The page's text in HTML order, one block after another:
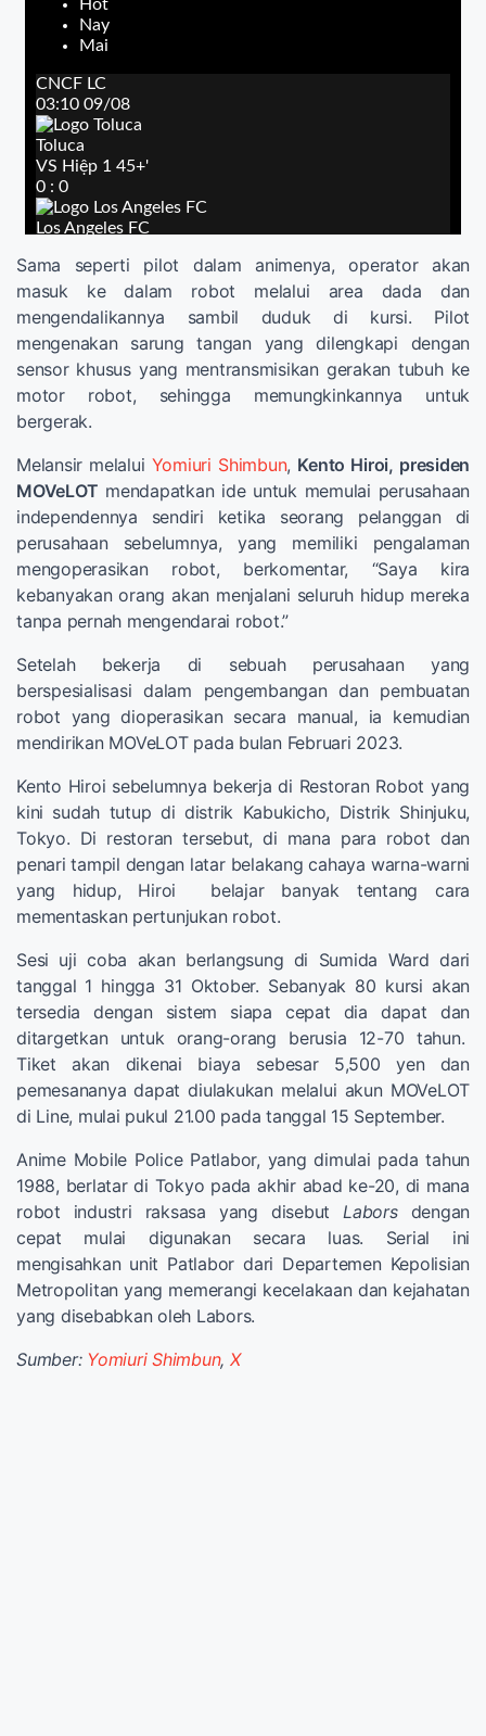
Sama seperti pilot dalam animenya, operator akan
masuk ke dalam robot melalui area dada dan
mengendalikannya sambil duduk di kursi. Pilot
mengenakan sarung tangan yang dilengkapi dengan
sensor khusus yang mentransmisikan gerakan tubuh ke
motor robot, sehingga memungkinkannya untuk
bergerak.
Melansir melalui Yomiuri Shimbun, Kento Hiroi, presiden
MOVeLOT mendapatkan ide untuk memulai perusahaan
independennya sendiri ketika seorang pelanggan di
perusahaan sebelumnya, yang memiliki pengalaman
mengoperasikan robot, berkomentar, “Saya kira
kebanyakan orang akan menjalani seluruh hidup mereka
tanpa pernah mengendarai robot.”
Setelah bekerja di sebuah perusahaan yang
berspesialisasi dalam pengembangan dan pembuatan
robot yang dioperasikan secara manual, ia kemudian
mendirikan MOVeLOT pada bulan Februari 2023.
Kento Hiroi sebelumnya bekerja di Restoran Robot yang
kini sudah tutup di distrik Kabukicho, Distrik Shinjuku,
Tokyo. Di restoran tersebut, di mana para robot dan
penari tampil dengan latar belakang cahaya warna-warni
yang hidup, Hiroi belajar banyak tentang cara
mementaskan pertunjukan robot.
Sesi uji coba akan berlangsung di Sumida Ward dari
tanggal 1 hingga 31 Oktober. Sebanyak 80 kursi akan
tersedia dengan sistem siapa cepat dia dapat dan
ditargetkan untuk orang-orang berusia 12-70 tahun.
Tiket akan dikenai biaya sebesar 5,500 yen dan
pemesananya dapat diulakukan melalui akun MOVeLOT
di Line, mulai pukul 21.00 pada tanggal 15 September.
Anime Mobile Police Patlabor, yang dimulai pada tahun
1988, berlatar di Tokyo pada akhir abad ke-20, di mana
robot industri raksasa yang disebut Laborsdengan
cepat mulai digunakan secara luas. Serial ini
mengisahkan unit Patlabor dari Departemen Kepolisian
Metropolitan yang memerangi kecelakaan dan kejahatan
yang disebabkan oleh Labors.
Sumber: Yomiuri Shimbun, X